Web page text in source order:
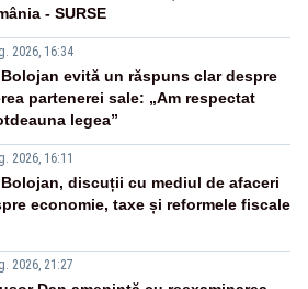
- SURSE
2026, 16:34
evită un răspuns clar despre
partenerei sale: „Am respectat
legea”
2026, 16:11
discuții cu mediul de afaceri
economie, taxe și reformele fiscale
2026, 21:27